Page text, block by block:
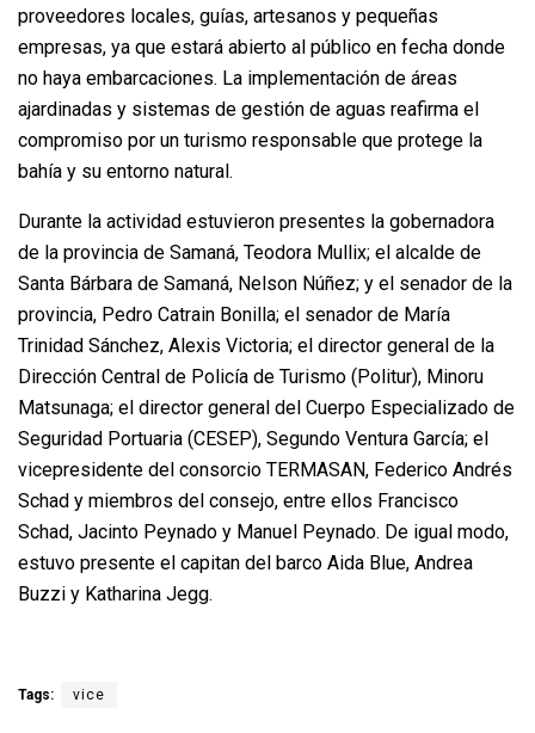
proveedores locales, guías, artesanos y pequeñas
empresas, ya que estará abierto al público en fecha donde
no haya embarcaciones. La implementación de áreas
ajardinadas y sistemas de gestión de aguas reafirma el
compromiso por un turismo responsable que protege la
bahía y su entorno natural.
Durante la actividad estuvieron presentes la gobernadora
de la provincia de Samaná, Teodora Mullix; el alcalde de
Santa Bárbara de Samaná, Nelson Núñez; y el senador de la
provincia, Pedro Catrain Bonilla; el senador de María
Trinidad Sánchez, Alexis Victoria; el director general de la
Dirección Central de Policía de Turismo (Politur), Minoru
Matsunaga; el director general del Cuerpo Especializado de
Seguridad Portuaria (CESEP), Segundo Ventura García; el
vicepresidente del consorcio TERMASAN, Federico Andrés
Schad y miembros del consejo, entre ellos Francisco
Schad, Jacinto Peynado y Manuel Peynado. De igual modo,
estuvo presente el capitan del barco Aida Blue, Andrea
Buzzi y Katharina Jegg.
Tags: vice